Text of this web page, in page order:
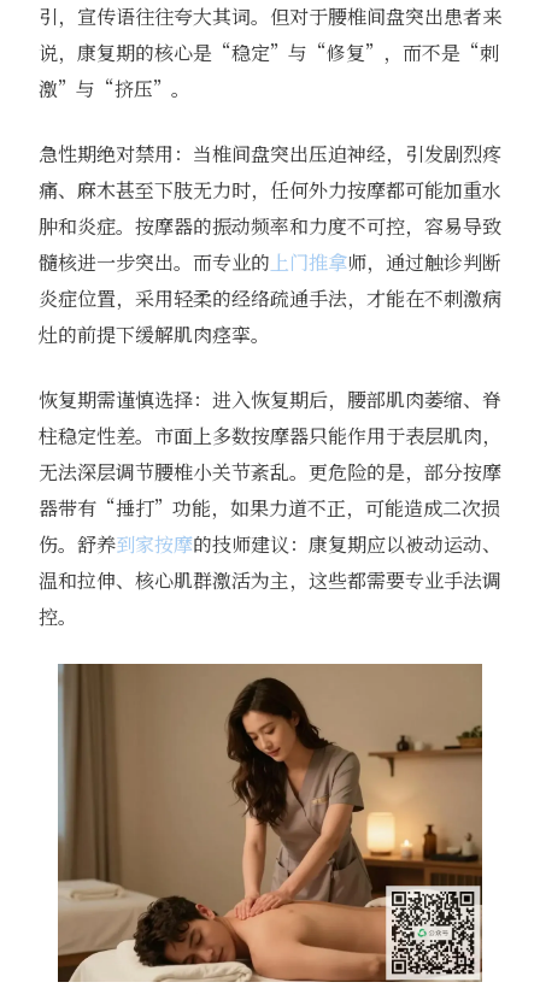
引，宣传语往往夸大其词。但对于腰椎间盘突出患者来
说，康复期的核心是“稳定”与“修复”，而不是“刺
激”与“挤压”。
急性期绝对禁用：当椎间盘突出压迫神经，引发剧烈疼
痛、麻木甚至下肢无力时，任何外力按摩都可能加重水
肿和炎症。按摩器的振动频率和力度不可控，容易导致
髓核进一步突出。而专业的 上门推拿师，通过触诊判断
炎症位置，采用轻柔的经络疏通手法，才能在不刺激病
灶的前提下缓解肌肉痉挛。
恢复期需谨慎选择：进入恢复期后，腰部肌肉萎缩、脊
柱稳定性差。市面上多数按摩器只能作用于表层肌肉，
无法深层调节腰椎小关节紊乱。更危险的是，部分按摩
器带有“捶打”功能，如果力道不正，可能造成二次损
伤。舒养到家按摩的技师建议：康复期应以被动运动、
温和拉伸、核心肌群激活为主，这些都需要专业手法调
控。